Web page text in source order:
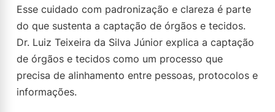
Esse cuidado com padronização e clareza é parte
do que sustenta a captação de órgãos e tecidos.
Dr. Luiz Teixeira da Silva Júnior explica a captação
de órgãos e tecidos como um processo que
precisa de alinhamento entre pessoas, protocolos e
informações.